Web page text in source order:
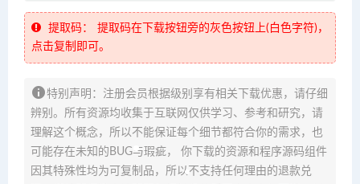
提取码：
提取码在下载按钮旁的灰色按钮上(白色字符)，
点击复制即可。
特别声明：注册会员根据级别享有相关下载优惠，请仔细
辨别。所有资源均收集于互联网仅供学习、参考和研究，请
理解这个概念，所以不能保证每个细节都符合你的需求，也
可能存在未知的BUG与瑕疵， 你下载的资源和程序源码组件
因其特殊性均为可复制品，所以不支持任何理由的退款兑